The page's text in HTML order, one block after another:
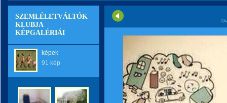
SZEMLÉLETVÁLTÓK
KLUBJA
KÉPGALÉRIÁI
képek
91 kép